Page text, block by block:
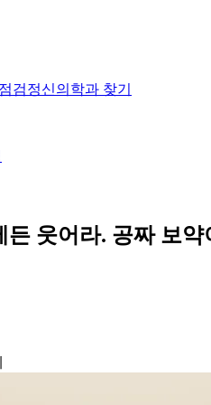
검정신의학과 찾기
든 웃어라. 공짜 보약